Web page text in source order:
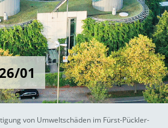
01
von Umweltschäden im Fürst-Pückler-